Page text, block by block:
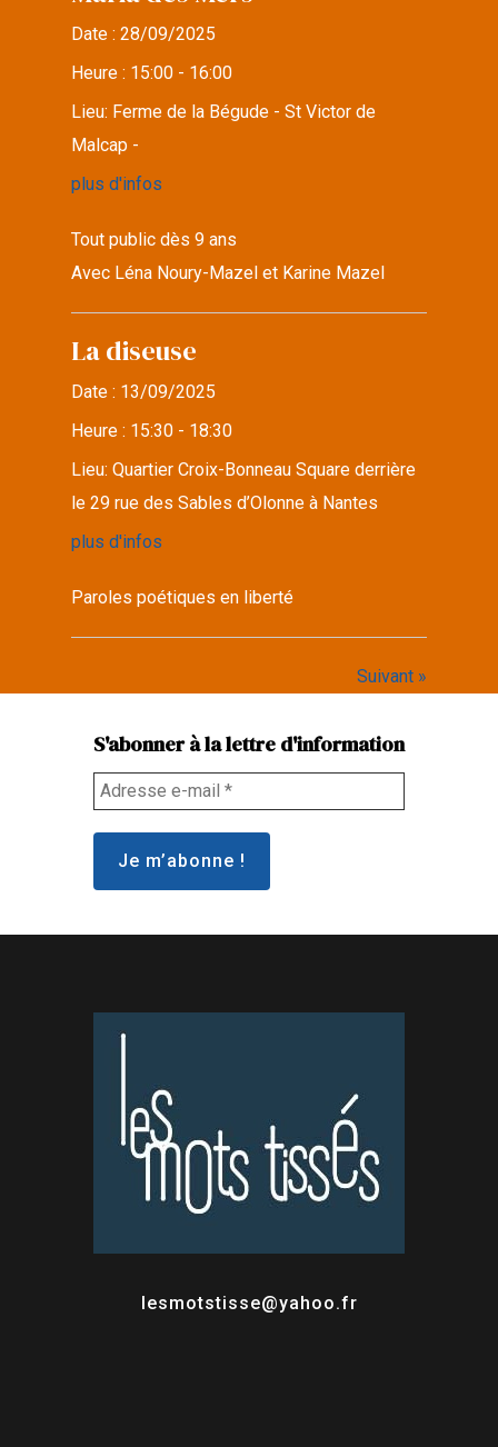
Date :28/09/2025
Heure : 15:00 - 16:00
Lieu: Ferme de la Bégude - St Victor de
Malcap -
plus d'infos
Tout public dès 9 ans
Avec Léna Noury-Mazel et Karine Mazel
La diseuse
Date : 13/09/2025
Heure : 15:30 - 18:30
Lieu:Quartier Croix-Bonneau Square derrière
le 29 rue des Sables d’Olonne à Nantes
plus d'infos
Paroles poétiques en liberté
Suivant »
S'abonner à la lettre d'information
lesmotstisse@yahoo.fr